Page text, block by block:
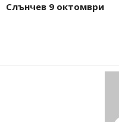
Слънчев 9 октомври